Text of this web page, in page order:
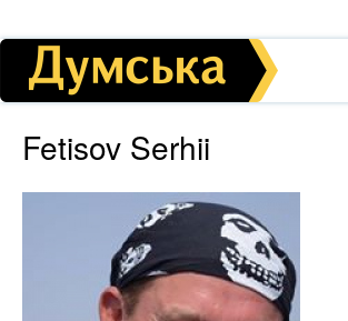
Fetisov Serhii